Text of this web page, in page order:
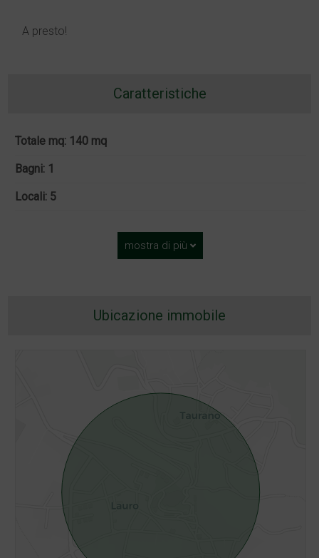
A presto!
Caratteristiche
Totale mq: 140 mq
Bagni: 1
Locali: 5
mostra di più
Ubicazione immobile